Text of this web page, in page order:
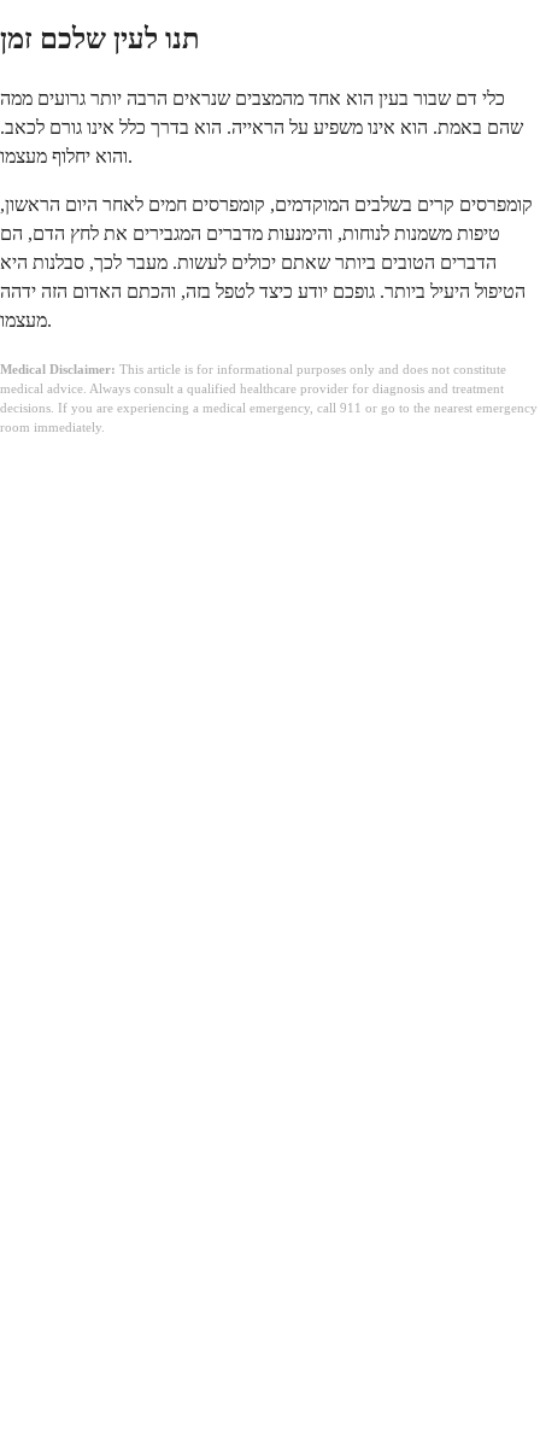
תנו לעין שלכם זמן
כלי דם שבור בעין הוא אחד מהמצבים שנראים הרבה יותר גרועים ממה
שהם באמת. הוא אינו משפיע על הראייה. הוא בדרך כלל אינו גורם לכאב.
והוא יחלוף מעצמו.
קומפרסים קרים בשלבים המוקדמים, קומפרסים חמים לאחר היום הראשון,
טיפות משמנות לנוחות, והימנעות מדברים המגבירים את לחץ הדם, הם
הדברים הטובים ביותר שאתם יכולים לעשות. מעבר לכך, סבלנות היא
הטיפול היעיל ביותר. גופכם יודע כיצד לטפל בזה, והכתם האדום הזה ידהה
מעצמו.
Medical Disclaimer: This article is for informational purposes only and does not constitute
medical advice. Always consult a qualified healthcare provider for diagnosis and treatment
decisions. If you are experiencing a medical emergency, call 911 or go to the nearest emergency
room immediately.